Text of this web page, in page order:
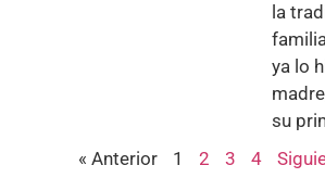
la
ya lo
su
« Anterior
1 2 3 4